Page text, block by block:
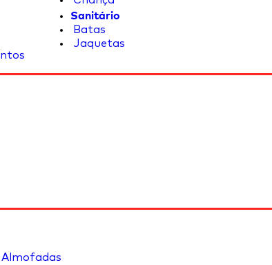
Sanitário
Batas
Jaquetas
Almofadas